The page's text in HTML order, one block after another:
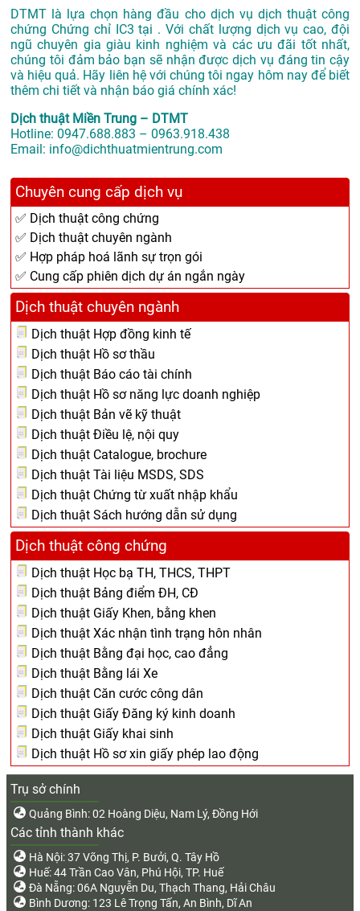
DTMT là lựa chọn hàng đầu cho dịch vụ dịch thuật công
chứng Chứng chỉ IC3 tại . Với chất lượng dịch vụ cao, đội
ngũ chuyên gia giàu kinh nghiệm và các ưu đãi tốt nhất,
chúng tôi đảm bảo bạn sẽ nhận được dịch vụ đáng tin cậy
và hiệu quả. Hãy liên hệ với chúng tôi ngay hôm nay để biết
thêm chi tiết và nhận báo giá chính xác!
Dịch thuật Miền Trung – DTMT
Hotline: 0947.688.883 – 0963.918.438
Email: info@dichthuatmientrung.com
Chuyên cung cấp dịch vụ
✅ Dịch thuật công chứng
✅ Dịch thuật chuyên ngành
✅ Hợp pháp hoá lãnh sự trọn gói
✅ Cung cấp phiên dịch dự án ngắn ngày
Dịch thuật chuyên ngành
Dịch thuật Hợp đồng kinh tế
Dịch thuật Hồ sơ thầu
Dịch thuật Báo cáo tài chính
Dịch thuật Hồ sơ năng lực doanh nghiệp
Dịch thuật Bản vẽ kỹ thuật
Dịch thuật Điều lệ, nội quy
Dịch thuật Catalogue, brochure
Dịch thuật Tài liệu MSDS, SDS
Dịch thuật Chứng từ xuất nhập khẩu
Dịch thuật Sách hướng dẫn sử dụng
Dịch thuật công chứng
Dịch thuật Học bạ TH, THCS, THPT
Dịch thuật Bảng điểm ĐH, CĐ
Dịch thuật Giấy Khen, bằng khen
Dịch thuật Xác nhận tình trạng hôn nhân
Dịch thuật Bằng đại học, cao đẳng
Dịch thuật Bằng lái Xe
Dịch thuật Căn cước công dân
Dịch thuật Giấy Đăng ký kinh doanh
Dịch thuật Giấy khai sinh
Dịch thuật Hồ sơ xin giấy phép lao động
Trụ sở chính
Quảng Bình: 02 Hoàng Diệu, Nam Lý, Đồng Hới
Các tỉnh thành khác
Hà Nội: 37 Võng Thị, P. Bưởi, Q. Tây Hồ
Huế: 44 Trần Cao Vân, Phú Hội, TP. Huế
Đà Nẵng: 06A Nguyễn Du, Thạch Thang, Hải Châu
Bình Dương: 123 Lê Trọng Tấn, An Bình, Dĩ An